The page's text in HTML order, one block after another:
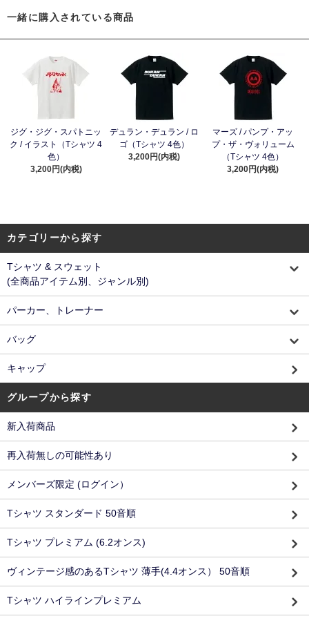
一緒に購入されている商品
ジグ・ジグ・スパトニッ
ク / イラスト（Tシャツ 4
色）
3,200円(内税)
デュラン・デュラン / ロ
ゴ（Tシャツ 4色）
3,200円(内税)
マーズ / パンプ・アッ
プ・ザ・ヴォリューム
（Tシャツ 4色）
3,200円(内税)
カテゴリーから探す
Tシャツ & スウェット
(全商品アイテム別、ジャンル別)
パーカー、トレーナー
バッグ
キャップ
グループから探す
新入荷商品
再入荷無しの可能性あり
メンバーズ限定 (ログイン）
Tシャツ スタンダード 50音順
Tシャツ プレミアム (6.2オンス)
ヴィンテージ感のあるTシャツ 薄手(4.4オンス） 50音順
Tシャツ ハイラインプレミアム